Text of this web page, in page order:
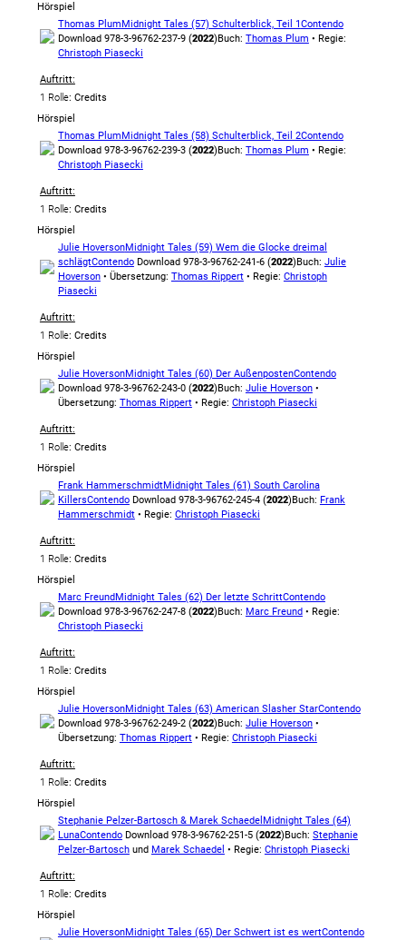
Hörspiel
Thomas PlumMidnight Tales (57) Schulterblick, Teil 1Contendo
Download 978-3-96762-237-9 (2022)Buch: Thomas Plum • Regie:
Christoph Piasecki
Auftritt:
1 Rolle: Credits
Hörspiel
Thomas PlumMidnight Tales (58) Schulterblick, Teil 2Contendo
Download 978-3-96762-239-3 (2022)Buch: Thomas Plum • Regie:
Christoph Piasecki
Auftritt:
1 Rolle: Credits
Hörspiel
Julie HoversonMidnight Tales (59) Wem die Glocke dreimal
schlägtContendoDownload 978-3-96762-241-6 (2022)Buch: Julie
Hoverson• Übersetzung: Thomas Rippert• Regie: Christoph
Piasecki
Auftritt:
1 Rolle: Credits
Hörspiel
Julie HoversonMidnight Tales (60) Der AußenpostenContendo
Download 978-3-96762-243-0 (2022)Buch: Julie Hoverson•
Übersetzung: Thomas Rippert• Regie: Christoph Piasecki
Auftritt:
1 Rolle: Credits
Hörspiel
Frank HammerschmidtMidnight Tales (61) South Carolina
KillersContendoDownload 978-3-96762-245-4 (2022)Buch: Frank
Hammerschmidt• Regie: Christoph Piasecki
Auftritt:
1 Rolle: Credits
Hörspiel
Marc FreundMidnight Tales (62) Der letzte SchrittContendo
Download 978-3-96762-247-8 (2022)Buch: Marc Freund• Regie:
Christoph Piasecki
Auftritt:
1 Rolle: Credits
Hörspiel
Julie HoversonMidnight Tales (63) American Slasher StarContendo
Download 978-3-96762-249-2 (2022)Buch: Julie Hoverson•
Übersetzung: Thomas Rippert• Regie: Christoph Piasecki
Auftritt:
1 Rolle: Credits
Hörspiel
Stephanie Pelzer-Bartosch & Marek Schaedel Midnight Tales (64)
LunaContendoDownload 978-3-96762-251-5 (2022)Buch: Stephanie
Pelzer-Bartoschund Marek Schaedel • Regie: Christoph Piasecki
Auftritt:
1 Rolle: Credits
Hörspiel
Julie HoversonMidnight Tales (65) Der Schwert ist es wertContendo